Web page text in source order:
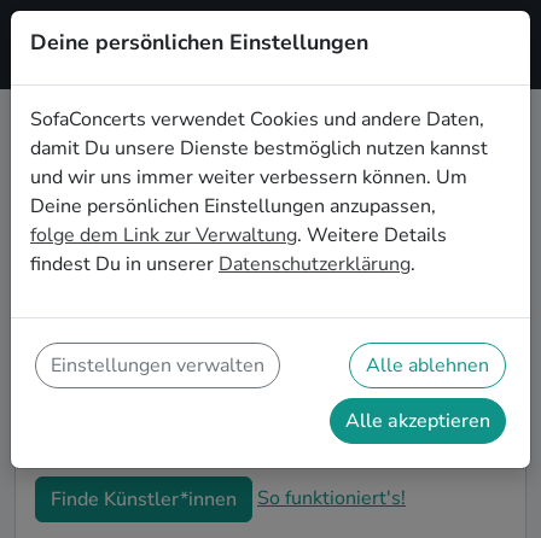
Registrieren
Rock Live-Musik für den 50.
Geburtstag in Freiburg im Breisgau
Schon wieder ist ein Jahrzehnt vergangen und Dein
nächster runder Geburtstag steht an? Ein Konzert ist
Breisgau auf eine ganz besondere Art und Weise zu
feiern. Ob kleine Gartenparty oder Feier mit der
ganzen Nachbarschaft: Auf SofaConcerts findest Du
tolle Rock Live-Acts, die perfekt zu Deiner 50.
Geburtstagsfeier in Freiburg im Breisgau passen.
Finde Künstler*innen So funktioniert's!
Deine persönlichen Einstellungen
SofaConcerts verwendet Cookies und andere Daten,
damit Du unsere Dienste bestmöglich nutzen kannst
und wir uns immer weiter verbessern können. Um
Deine persönlichen Einstellungen anzupassen,
folge dem Link zur Verwaltung. Weitere Details
findest Du in unserer Datenschutzerklärung.
Einstellungen verwalten Alle ablehnen
Alle akzeptieren